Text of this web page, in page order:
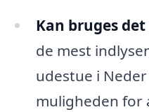
Kan bruges
de mest
udestue i
muligheden for